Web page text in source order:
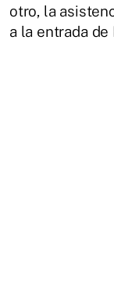
otro, la
a la entrada de